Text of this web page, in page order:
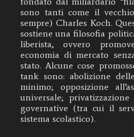
sono tanti come il
sempre) Charles Koch.
sostiene una filosofia
liberista, ovvero
economia di mercato
stato. Alcune cose
tank sono: abolizione
minimo; opposizione
universale;
governative (tra cui il
sistema scolastico).